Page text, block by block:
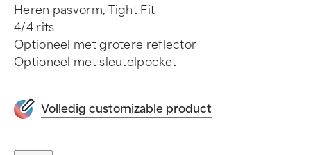
Heren pasvorm, Tight Fit
4/4 rits
Optioneel met grotere reflector
Optioneel met sleutelpocket
Volledig customizable product